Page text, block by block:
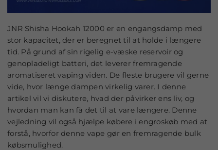
JNR Shisha Hookah 12000 er en engangsdamp med
stor kapacitet, der er beregnet til at holde i længere
tid. På grund af sin rigelig e-væske reservoir og
genopladeligt batteri, det leverer fremragende
aromatiseret vaping viden. De fleste brugere vil gerne
vide, hvor længe dampen virkelig varer. I denne
artikel vil vi diskutere, hvad der påvirker ens liv, og
hvordan man kan få det til at vare længere. Denne
vejledning vil også hjælpe købere i engroskøb med at
forstå, hvorfor denne vape gør en fremragende bulk
købsmulighed.